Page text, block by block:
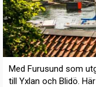
Med Furusund som
till Yxlan och Blidö.